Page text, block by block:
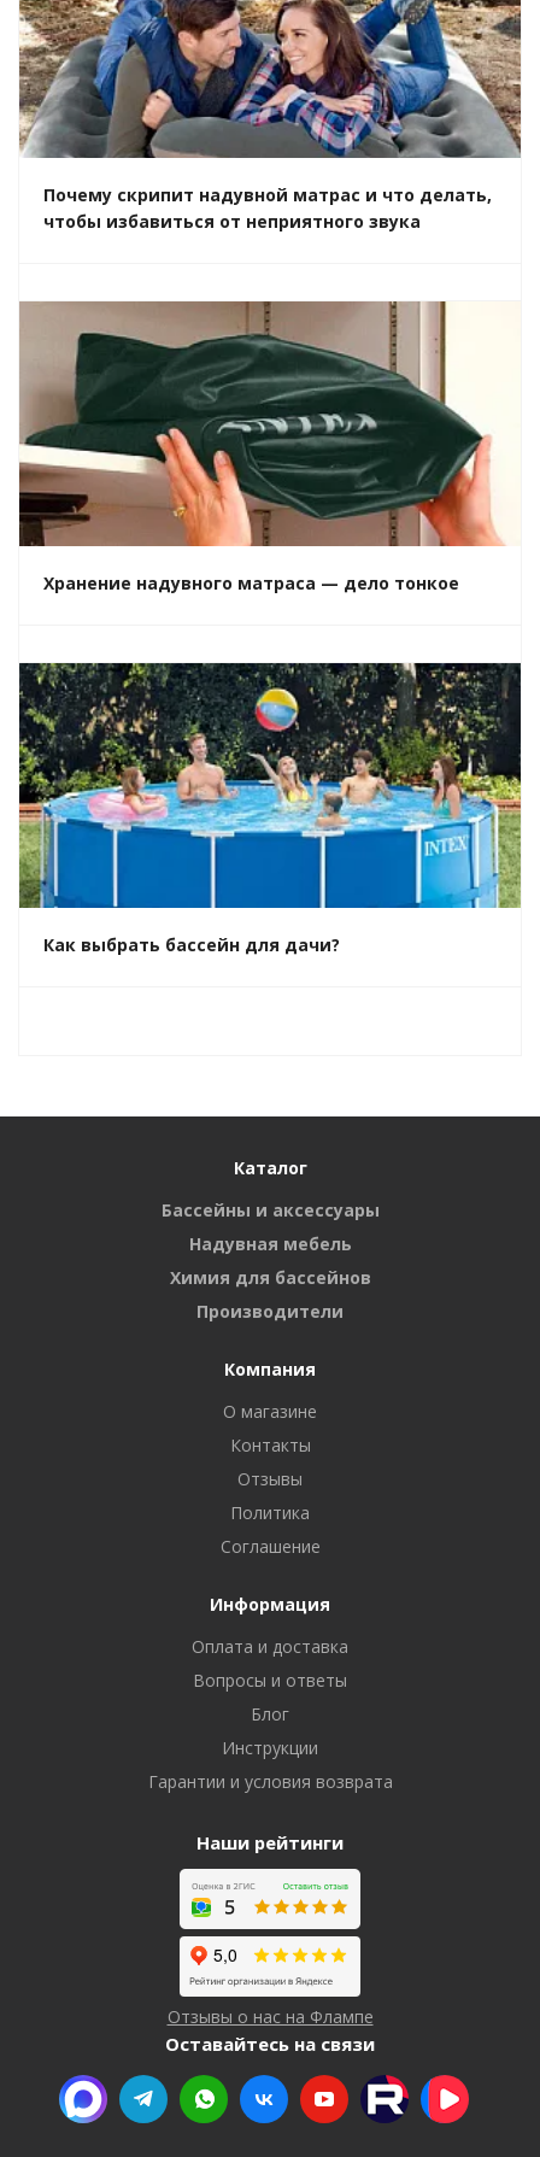
Почему скрипит надувной матрас и что делать,
чтобы избавиться от неприятного звука
Хранение надувного матраса — дело тонкое
Как выбрать бассейн для дачи?
Каталог
Бассейны и аксессуары
Надувная мебель
Химия для бассейнов
Производители
Компания
О магазине
Контакты
Отзывы
Политика
Соглашение
Информация
Оплата и доставка
Вопросы и ответы
Блог
Инструкции
Гарантии и условия возврата
Наши рейтинги
Отзывы о нас на Флампе
Оставайтесь на связи